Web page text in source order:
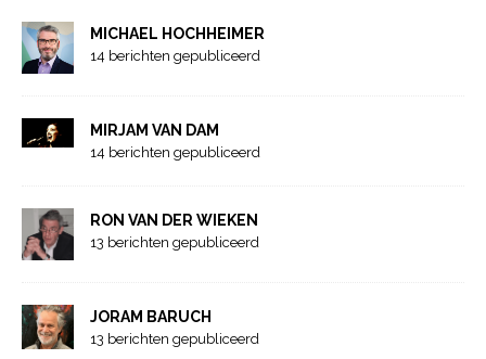
MICHAEL HOCHHEIMER
14 berichten gepubliceerd
MIRJAM VAN DAM
14 berichten gepubliceerd
RON VAN DER WIEKEN
13 berichten gepubliceerd
JORAM BARUCH
13 berichten gepubliceerd